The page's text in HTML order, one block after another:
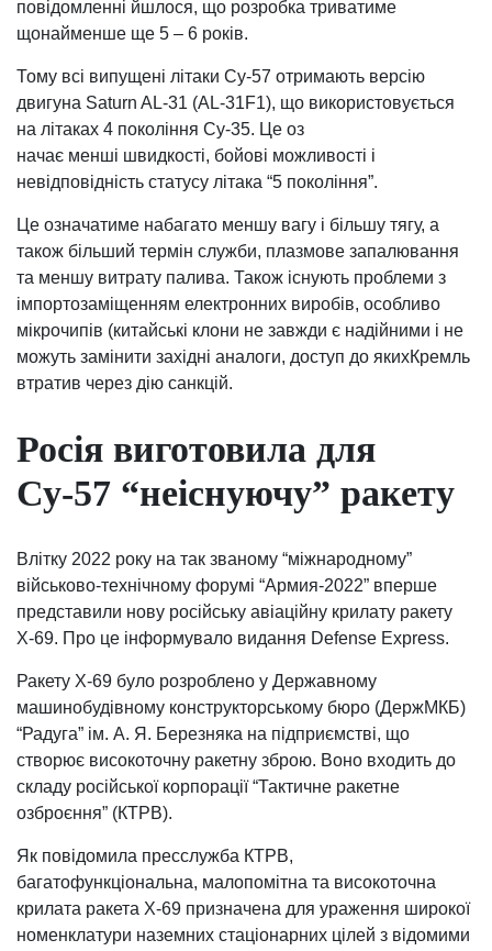
повідомленні йшлося, що розробка триватиме
щонайменше ще 5 – 6 років.
Тому всі випущені літаки Су-57 отримають версію
двигуна Saturn AL-31 (AL-31F1), що використовується
на літаках 4 покоління Су-35. Це оз
начає менші швидкості, бойові можливості і
невідповідність статусу літака “5 покоління”.
Це означатиме набагато меншу вагу і більшу тягу, а
також більший термін служби, плазмове запалювання
та меншу витрату палива. Також існують проблеми з
імпортозаміщенням електронних виробів, особливо
мікрочипів (китайські клони не завжди є надійними і не
можуть замінити західні аналоги, доступ до якихКремль
втратив через дію санкцій.
Росія виготовила для
Су-57 “неіснуючу” ракету
Влітку 2022 року на так званому “міжнародному”
військово-технічному форумі “Армия-2022” вперше
представили нову російську авіаційну крилату ракету
Х-69. Про це інформувало видання Defense Express.
Ракету Х-69 було розроблено у Державному
машинобудівному конструкторському бюро (ДержМКБ)
“Радуга” ім. А. Я. Березняка на підприємстві, що
створює високоточну ракетну зброю. Воно входить до
складу російської корпорації “Тактичне ракетне
озброєння” (КТРВ).
Як повідомила пресслужба КТРВ,
багатофункціональна, малопомітна та високоточна
крилата ракета Х-69 призначена для ураження широкої
номенклатури наземних стаціонарних цілей з відомими